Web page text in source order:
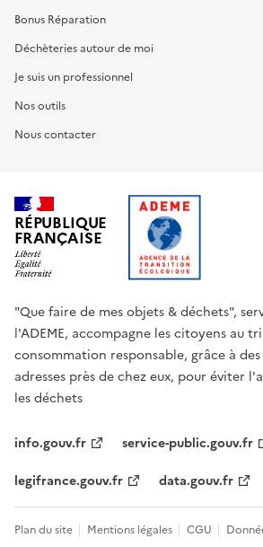
Bonus Réparation
Déchèteries autour de moi
Je suis un professionnel
Nos outils
Nous contacter
RÉPUBLIQUE
FRANÇAISE
"Que faire de mes objets & déchets",
l'ADEME, accompagne les citoyens au
consommation responsable, grâce à
adresses près de chez eux, pour éviter
les déchets
info.gouv.fr
service-public.gouv.fr
legifrance.gouv.fr
data.gouv.fr
Plan du site Mentions légales CGU